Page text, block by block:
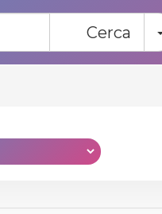
Cerca